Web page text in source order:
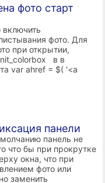
фото старт
фото. Для
при открытии,
в в
var ahref = $( '<a
панели
панель не
что бы при прокрутке
окна, что при
фото или
заменить